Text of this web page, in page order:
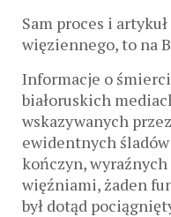
Sam proces i
więziennego, to na
Informacje o
białoruskich
wskazywanych
ewidentnych
kończyn,
więźniami, żaden
był dotąd